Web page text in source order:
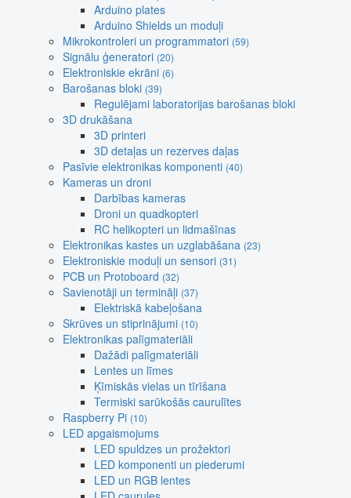
Arduino plates
Arduino Shields un moduļi
Mikrokontroleri un programmatori (59)
Signālu ģeneratori (20)
Elektroniskie ekrāni (6)
Barošanas bloki (39)
Regulējami laboratorijas barošanas bloki
3D drukāšana
3D printeri
3D detaļas un rezerves daļas
Pasīvie elektronikas komponenti (40)
Kameras un droni
Darbības kameras
Droni un quadkopteri
RC helikopteri un lidmašīnas
Elektronikas kastes un uzglabāšana (23)
Elektroniskie moduļi un sensori (31)
PCB un Protoboard (32)
Savienotāji un termināļi (37)
Elektriskā kabeļošana
Skrūves un stiprinājumi (10)
Elektronikas palīgmateriāli
Dažādi palīgmateriāli
Lentes un līmes
Ķīmiskās vielas un tīrīšana
Termiski sarūkošās caurulītes
Raspberry Pi (10)
LED apgaismojums
LED spuldzes un prožektori
LED komponenti un piederumi
LED un RGB lentes